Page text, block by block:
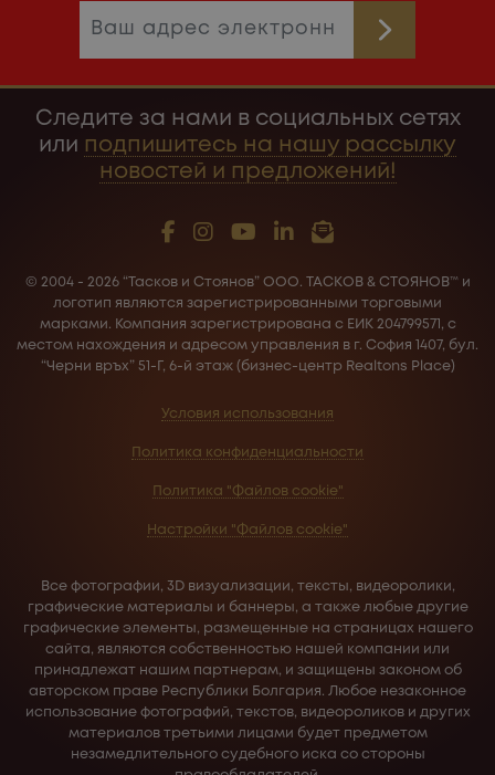
Следите за нами в социальных сетях
или подпишитесь на нашу рассылку
новостей и предложений!
© 2004 - 2026 “Тасков и Стоянов” ООО. ТАСКОВ & СТОЯНОВ™ и
логотип являются зарегистрированными торговыми
марками. Компания зарегистрирована с ЕИК 204799571, с
местом нахождения и адресом управления в г. София 1407, бул.
“Черни връх” 51-Г, 6-й этаж (бизнес-центр Realtons Place)
Условия использования
Политика конфиденциальности
Политика "Файлов cookie"
Настройки "Файлов cookie"
Все фотографии, 3D визуализации, тексты, видеоролики,
графические материалы и баннеры, а также любые другие
графические элементы, размещенные на страницах нашего
сайта, являются собственностью нашей компании или
принадлежат нашим партнерам, и защищены законом об
авторском праве Республики Болгария. Любое незаконное
использование фотографий, текстов, видеороликов и других
материалов третьими лицами будет предметом
незамедлительного судебного иска со стороны